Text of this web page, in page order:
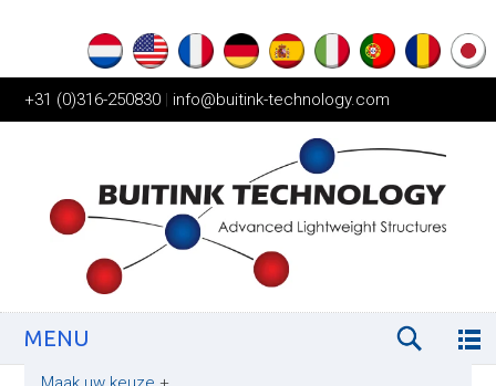
+31 (0)316-250830 | info@buitink-technology.com
MENU